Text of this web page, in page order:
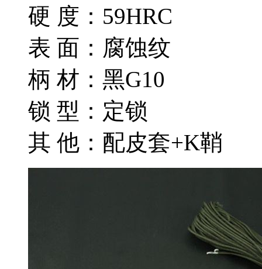
硬 度：59HRC
表 面：腐蚀纹
柄 材：黑G10
锁 型：定锁
其 他：配皮套+K鞘